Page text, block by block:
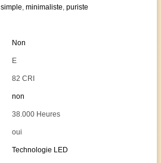
simple, minimaliste, puriste
Non
E
82 CRI
non
38.000 Heures
oui
Technologie LED